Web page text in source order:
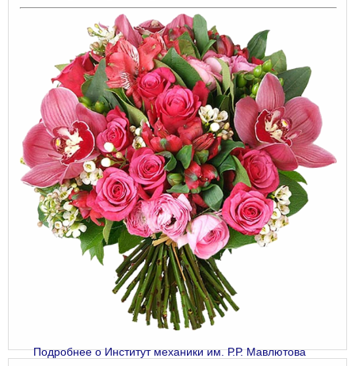
Подробнеео Институт механики им. Р.Р. Мавлютова